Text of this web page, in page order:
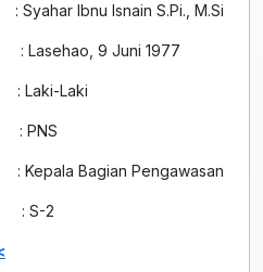
Ibnu Isnain S.Pi., M.Si
Lasehao, 9 Juni 1977
Laki
Pengawasan
: S-2